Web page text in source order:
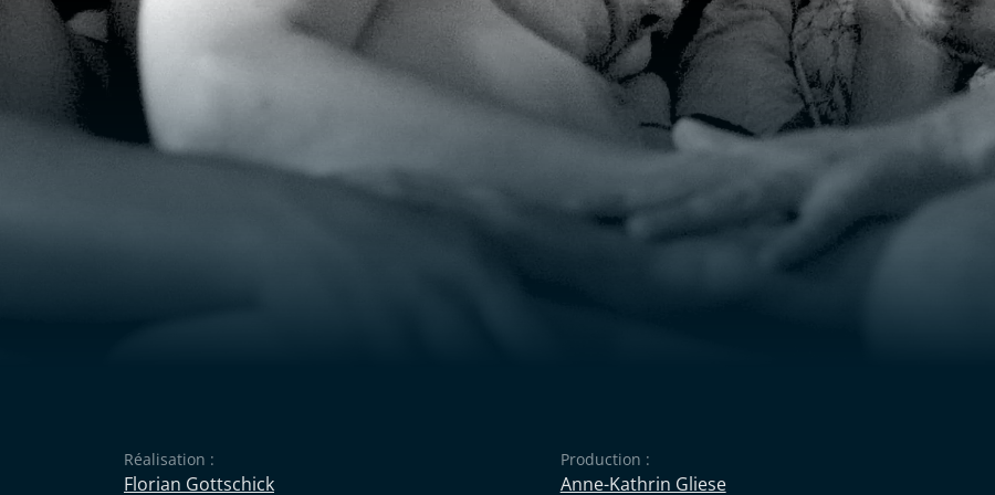
Réalisation :
Florian Gottschick
Production :
Anne-Kathrin Gliese